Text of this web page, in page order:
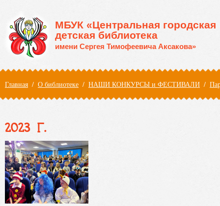
МБУК «Центральная городская
детская библиотека
имени Сергея Тимофеевича Аксакова»
Вы здесь
Главная / О библиотеке / НАШИ КОНКУРСЫ и ФЕСТИВАЛИ /
2023 Г.